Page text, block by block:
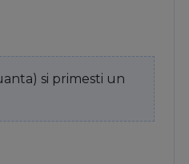
si primesti un